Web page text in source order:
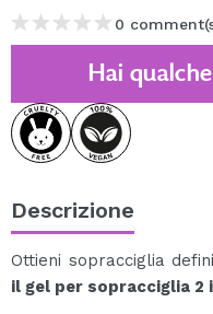
0
Hai
Descrizione
Ottieni sopracciglia
il gel per sopracciglia 2